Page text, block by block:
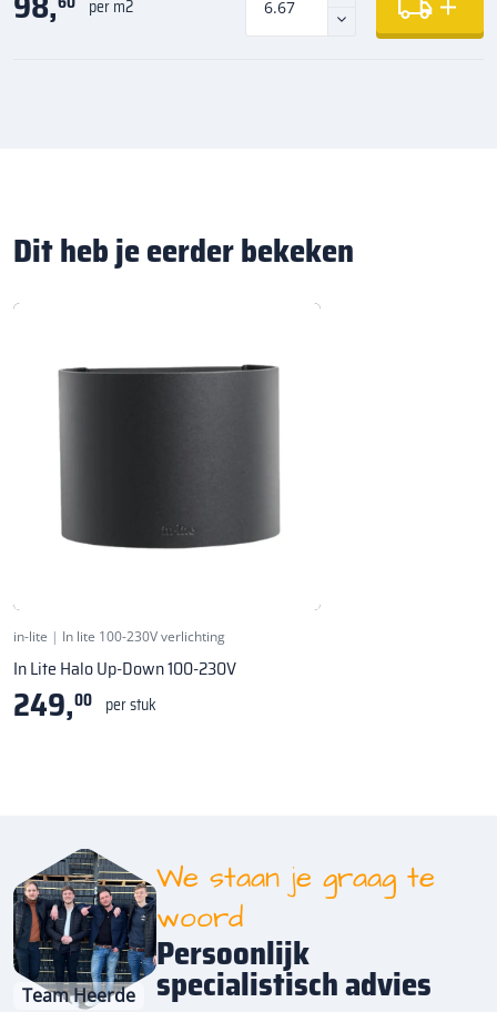
per m2
Dit heb je eerder bekeken
in-lite | In lite 100-230V verlichting
In Lite Halo Up-Down 100-230V
249,00 per stuk
Team Heerde
We staan je graag te
woord
Persoonlijk
specialistisch advies